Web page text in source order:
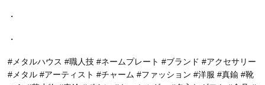
・
・
#メタルハウス #職人技 #ネームプレート #ブランド #アクセサリー
#メタル #アーティスト #チャーム #ファッション #洋服 #真鍮 #靴